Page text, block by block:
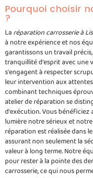
Pourquoi choisir
?
La réparation carrosserie à
à notre expérience et nos
garantissons un travail
tranquillité d'esprit avec une
s'engagent à respecter
leur intervention aux
combinant techniques
atelier de réparation se
d'exécution. Vous bénéficiez
lumière notre sérieux et
réparation est réalisée dans
assurant non seulement la
valeur à long terme. Notre
pour rester à la pointe des
carrosserie, ce qui nous